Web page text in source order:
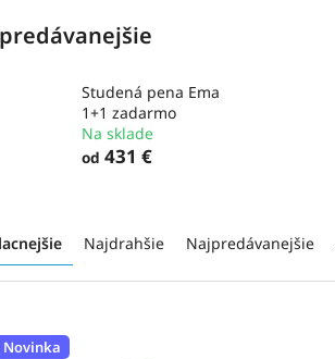
Studená pena Ema
1+1 zadarmo
Na sklade
od 431 €
Najdrahšie Najpredávanejšie
Novinka